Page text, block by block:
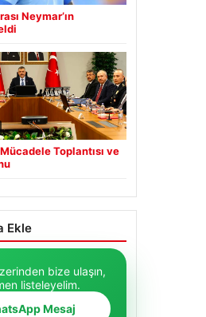
Neymar’ın
Toplantısı ve
Ekle
bize ulaşın,
listeleyelim.
Mesaj